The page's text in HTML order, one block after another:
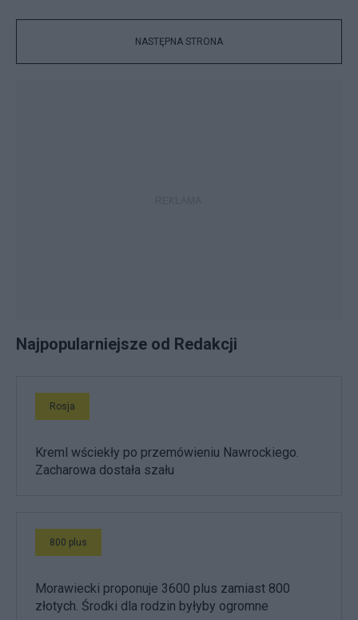
NASTĘPNA STRONA
Najpopularniejsze od Redakcji
Rosja
Kreml wściekły po przemówieniu Nawrockiego.
Zacharowa dostała szału
800 plus
Morawiecki proponuje 3600 plus zamiast 800
złotych. Środki dla rodzin byłyby ogromne